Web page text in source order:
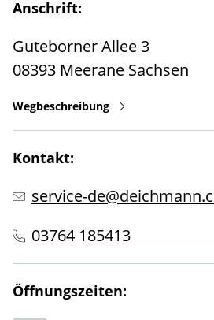
Anschrift:
Guteborner Allee 3
08393 Meerane Sachsen
Wegbeschreibung
Kontakt:
service-
03764 185413
Öffnungszeiten: